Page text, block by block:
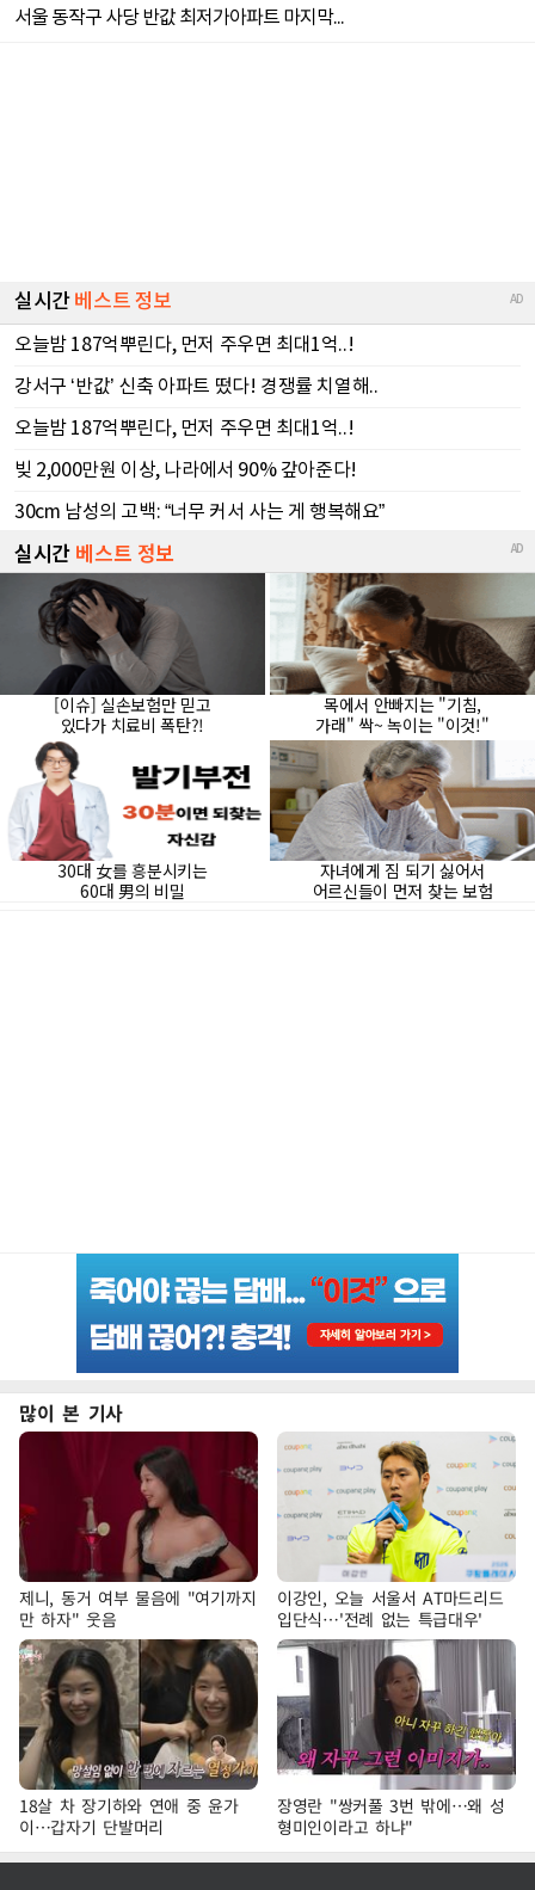
많이 본 기사
제니, 동거 여부 물음에 "여기까지
만 하자" 웃음
이강인, 오늘 서울서 AT마드리드
입단식…'전례 없는 특급대우'
18살 차 장기하와 연애 중 윤가
이…갑자기 단발머리
장영란 "쌍커풀 3번 밖에…왜 성
형미인이라고 하냐"